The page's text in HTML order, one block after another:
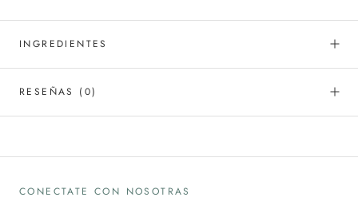
INGREDIENTES
RESEÑAS (0)
CONECTATE CON NOSOTRAS